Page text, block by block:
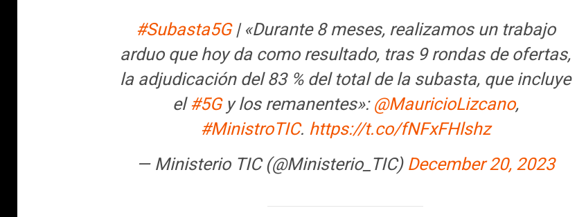
#Subasta5G| «Durante 8 meses, realizamos un trabajo
arduo que hoy da como resultado, tras 9 rondas de ofertas,
la adjudicación del 83 % del total de la subasta, que incluye
el#5Gy los remanentes»: @MauricioLizcano,
#MinistroTIC. https://t.co/fNFxFHlshz
— Ministerio TIC (@Ministerio_TIC) December 20, 2023